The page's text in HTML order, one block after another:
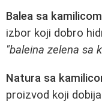
Balea sa kamilicom
izbor koji dobro
"baleina zelena sa
Natura sa
proizvod koji